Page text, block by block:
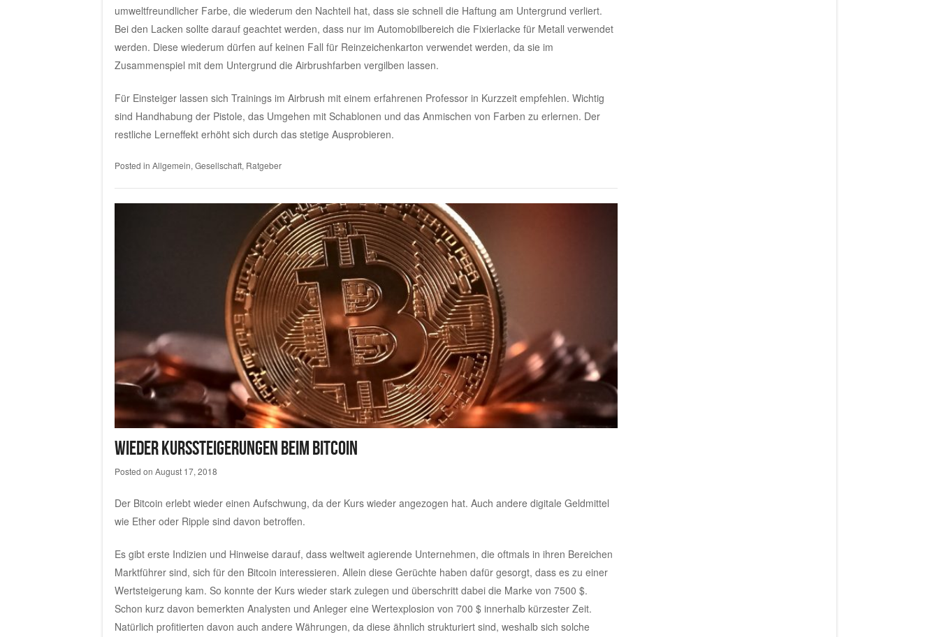
umweltfreundlicher Farbe, die wiederum den Nachteil hat, dass sie schnell die Haftung am Untergrund verliert.
Bei den Lacken sollte darauf geachtet werden, dass nur im Automobilbereich die Fixierlacke für Metall verwendet
werden. Diese wiederum dürfen auf keinen Fall für Reinzeichenkarton verwendet werden, da sie im
Zusammenspiel mit dem Untergrund die Airbrushfarben vergilben lassen.
Für Einsteiger lassen sich Trainings im Airbrush mit einem erfahrenen Professor in Kurzzeit empfehlen. Wichtig
sind Handhabung der Pistole, das Umgehen mit Schablonen und das Anmischen von Farben zu erlernen. Der
restliche Lerneffekt erhöht sich durch das stetige Ausprobieren.
Posted in Allgemein, Gesellschaft, Ratgeber
Wieder Kurssteigerungen beim Bitcoin
Posted on August 17, 2018
Der Bitcoin erlebt wieder einen Aufschwung, da der Kurs wieder angezogen hat. Auch andere digitale Geldmittel
wie Ether oder Ripple sind davon betroffen.
Es gibt erste Indizien und Hinweise darauf, dass weltweit agierende Unternehmen, die oftmals in ihren Bereichen
Marktführer sind, sich für den Bitcoin interessieren. Allein diese Gerüchte haben dafür gesorgt, dass es zu einer
Wertsteigerung kam. So konnte der Kurs wieder stark zulegen und überschritt dabei die Marke von 7500 $.
Schon kurz davon bemerkten Analysten und Anleger eine Wertexplosion von 700 $ innerhalb kürzester Zeit.
Natürlich profitierten davon auch andere Währungen, da diese ähnlich strukturiert sind, weshalb sich solche